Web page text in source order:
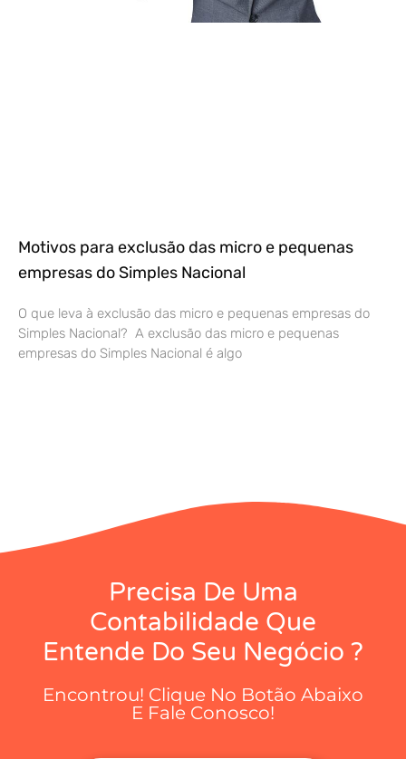
Motivos para exclusão das micro e pequenas
empresas do Simples Nacional
O que leva à exclusão das micro e pequenas empresas do
Simples Nacional? A exclusão das micro e pequenas
empresas do Simples Nacional é algo
Precisa De Uma
Contabilidade Que
Entende Do Seu Negócio ?
Encontrou! Clique No Botão Abaixo
E Fale Conosco!